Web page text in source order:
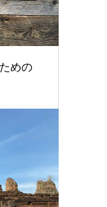
めの